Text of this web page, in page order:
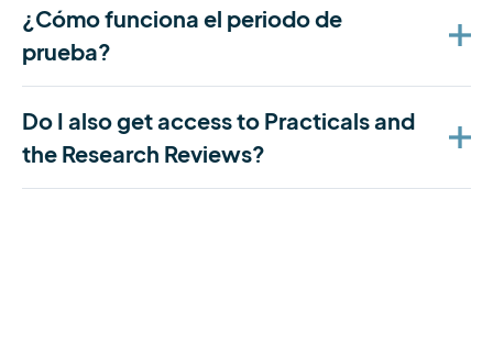
¿Cómo funciona el periodo de
prueba?
Do I also get access to Practicals and
the Research Reviews?